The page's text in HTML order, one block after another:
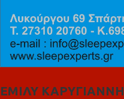
ΕΜΙΛΥ ΚΑΡΥΓΙΑΝΝΗ